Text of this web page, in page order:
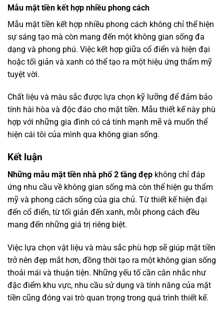
Mẫu mặt tiền kết hợp nhiều phong cách
Mẫu mặt tiền kết hợp nhiều phong cách không chỉ thể hiện
sự sáng tạo mà còn mang đến một không gian sống đa
dạng và phong phú. Việc kết hợp giữa cổ điển và hiện đại
hoặc tối giản và xanh có thể tạo ra một hiệu ứng thẩm mỹ
tuyệt vời.
Chất liệu và màu sắc được lựa chọn kỹ lưỡng để đảm bảo
tính hài hòa và độc đáo cho mặt tiền. Mẫu thiết kế này phù
hợp với những gia đình có cá tính mạnh mẽ và muốn thể
hiện cái tôi của mình qua không gian sống.
Kết luận
Những mẫu mặt tiền nhà phố 2 tầng đẹp không chỉ đáp
ứng nhu cầu về không gian sống mà còn thể hiện gu thẩm
mỹ và phong cách sống của gia chủ. Từ thiết kế hiện đại
đến cổ điển, từ tối giản đến xanh, mỗi phong cách đều
mang đến những giá trị riêng biệt.
Việc lựa chọn vật liệu và màu sắc phù hợp sẽ giúp mặt tiền
trở nên đẹp mắt hơn, đồng thời tạo ra một không gian sống
thoải mái và thuận tiện. Những yếu tố cần cân nhắc như
đặc điểm khu vực, nhu cầu sử dụng và tính năng của mặt
tiền cũng đóng vai trò quan trọng trong quá trình thiết kế.